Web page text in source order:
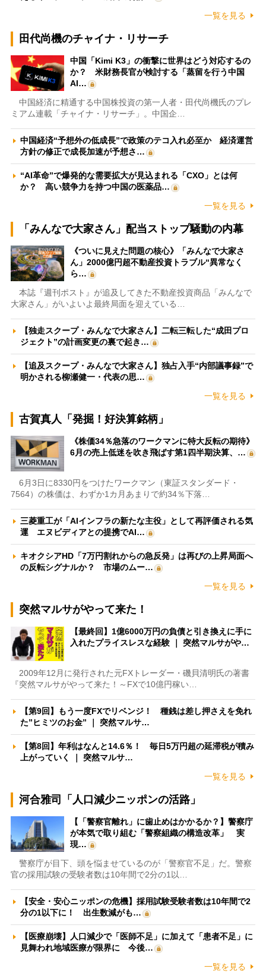
一覧を見る
田代尚機のチャイナ・リサーチ
中国「Kimi K3」の衝撃に世界はどう対応するの
か？ 米財務長官が検討する「蒸留を行う中国
AI…
中国経済に精通する中国株投資の第一人者・田代尚機氏のプレ
ミアム連載「チャイナ・リサーチ」。中国企…
中国経済“予想外の低成長”で政策のテコ入れ必至か 経済運営
方針の修正で成長加速が予想さ…
“AI革命”で爆発的な需要拡大が見込まれる「CXO」とは何
か？ 高い競争力を持つ中国の医薬品…
一覧を見る
「みんなで大家さん」配当ストップ騒動の内幕
《ついに見えた問題の核心》「みんなで大家さ
ん」2000億円超不動産投資トラブル“異常なく
ら…
本誌『週刊ポスト』が追及してきた不動産投資商品「みんなで
大家さん」がいよいよ最終局面を迎えている…
【独走スクープ・みんなで大家さん】二転三転した“成田プロ
ジェクト”の計画変更の裏で起き…
【追及スクープ・みんなで大家さん】独占入手“内部議事録”で
明かされる柳瀬健一・代表の思…
一覧を見る
古賀真人「発掘！好決算銘柄」
《株価34％急落のワークマンに特大反転の期待》
6月の売上低迷を吹き飛ばす第1四半期決算、…
6月3日に8330円をつけたワークマン（東証スタンダード・
7564）の株価は、わずか1カ月あまりで約34％下落…
三菱重工が「AIインフラの新たな主役」として再評価される気
運 エヌビディアとの提携でAI…
キオクシアHD「7万円割れからの急反発」は再びの上昇局面へ
の反転シグナルか？ 市場のムー…
一覧を見る
突然マルサがやって来た！
【最終回】1億6000万円の負債と引き換えに手に
入れたプライスレスな経験 ｜ 突然マルサがや…
2009年12月に発行された元FXトレーダー・磯貝清明氏の著書
『突然マルサがやって来た！～FXで10億円稼い…
【第9回】もう一度FXでリベンジ！ 種銭は差し押さえを免れ
た”ヒミツのお金” ｜ 突然マルサ…
【第8回】年利はなんと14.6％！ 毎日5万円超の延滞税が積み
上がっていく ｜ 突然マルサ…
一覧を見る
河合雅司「人口減少ニッポンの活路」
【「警察官離れ」に歯止めはかかるか？】警察庁
が本気で取り組む「警察組織の構造改革」 実
現…
警察庁が目下、頭を悩ませているのが「警察官不足」だ。警察
官の採用試験の受験者数は10年間で2分の1以…
【安全・安心ニッポンの危機】採用試験受験者数は10年間で2
分の1以下に！ 出生数減がも…
【医療崩壊】人口減少で「医師不足」に加えて「患者不足」に
見舞われ地域医療が限界に 今後…
一覧を見る